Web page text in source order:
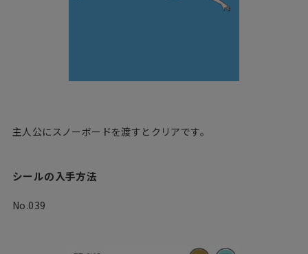
主人公にスノーボードを渡すとクリアです。
シールの入手方法
No.039